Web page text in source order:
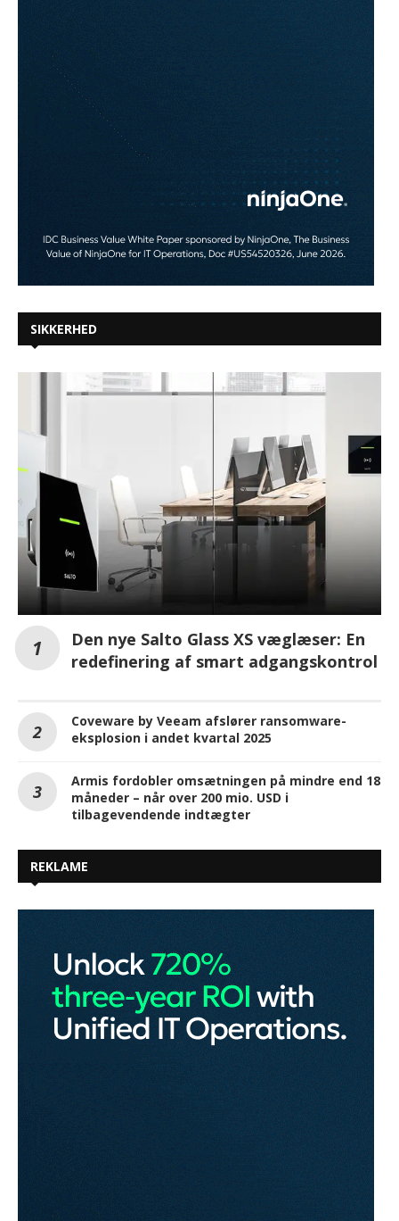
SIKKERHED
Den nye Salto Glass XS væglæser: En
redefinering af smart adgangskontrol
Coveware by Veeam afslører ransomware-
eksplosion i andet kvartal 2025
Armis fordobler omsætningen på mindre end 18
måneder – når over 200 mio. USD i
tilbagevendende indtægter
REKLAME